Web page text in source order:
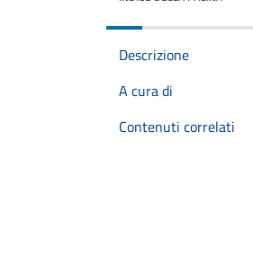
Descrizione
A cura di
Contenuti correlati